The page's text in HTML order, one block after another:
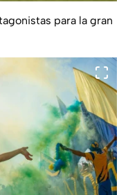
para la gran